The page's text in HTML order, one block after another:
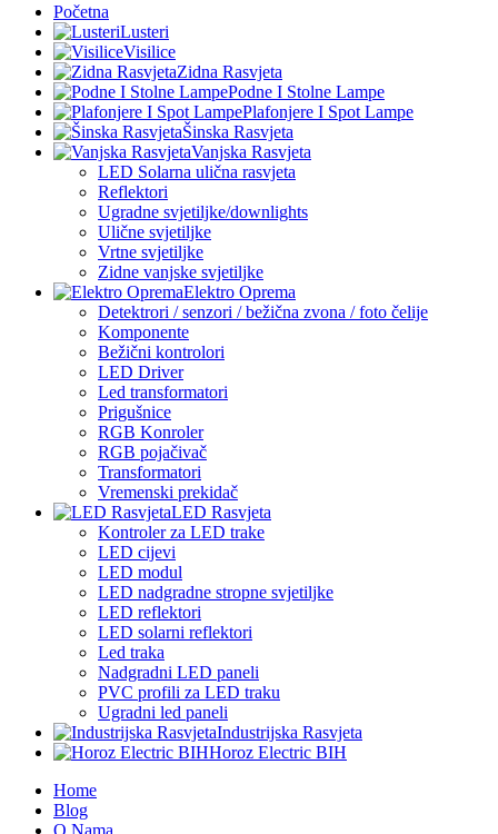
Početna
Lusteri
Visilice
Zidna Rasvjeta
Podne I Stolne Lampe
Plafonjere I Spot Lampe
Šinska Rasvjeta
Vanjska Rasvjeta
LED Solarna ulična rasvjeta
Reflektori
Ugradne svjetiljke/downlights
Ulične svjetiljke
Vrtne svjetiljke
Zidne vanjske svjetiljke
Elektro Oprema
Detektrori / senzori / bežična zvona / foto čelije
Komponente
Bežični kontrolori
LED Driver
Led transformatori
Prigušnice
RGB Konroler
RGB pojačivač
Transformatori
Vremenski prekidač
LED Rasvjeta
Kontroler za LED trake
LED cijevi
LED modul
LED nadgradne stropne svjetiljke
LED reflektori
LED solarni reflektori
Led traka
Nadgradni LED paneli
PVC profili za LED traku
Ugradni led paneli
Industrijska Rasvjeta
Horoz Electric BIH
Home
Blog
O Nama